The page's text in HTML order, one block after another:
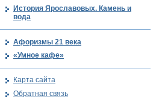
История Ярославовых. Камень и
вода
Афоризмы 21 века
«Умное кафе»
Карта сайта
Обратная связь